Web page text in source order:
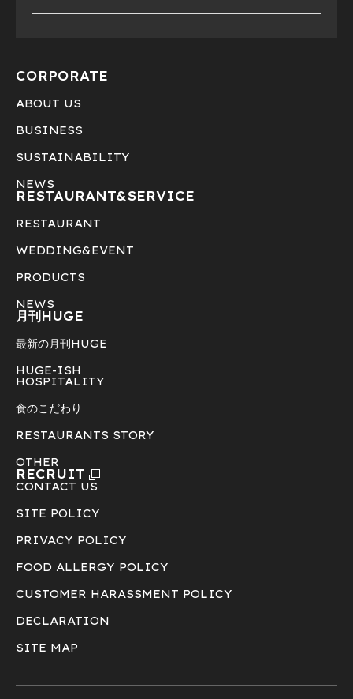
CORPORATE
ABOUT US
BUSINESS
SUSTAINABILITY
NEWS
RESTAURANT&SERVICE
RESTAURANT
WEDDING&EVENT
PRODUCTS
NEWS
月刊HUGE
最新の月刊HUGE
HUGE-ISH
HOSPITALITY
食のこだわり
RESTAURANTS STORY
OTHER
RECRUIT
CONTACT US
SITE POLICY
PRIVACY POLICY
FOOD ALLERGY POLICY
CUSTOMER HARASSMENT POLICY
DECLARATION
SITE MAP